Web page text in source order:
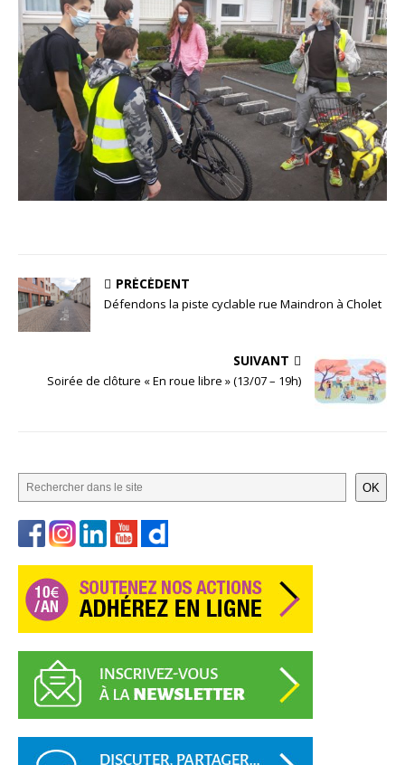
PRÉCÉDENT
Défendons la piste cyclable rue Maindron à Cholet
SUIVANT
Soirée de clôture « En roue libre » (13/07 – 19h)
OK